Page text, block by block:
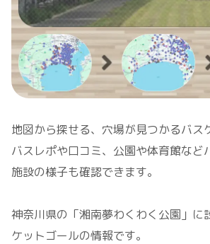
地図から探せる、穴場が見つかるバス
バスレポや口コミ、公園や体育館など
施設の様子も確認できます。
神奈川県の「湘南夢わくわく公園」に
ケットゴールの情報です。